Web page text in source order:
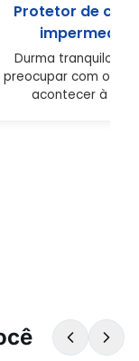
Protetor de
impermeável
Durma tranquilo,
preocupar com o
acontecer à